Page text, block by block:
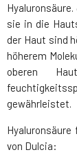
sie in die
der Haut sind
höherem
oberen
gewährleistet.
von Dulcia: